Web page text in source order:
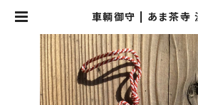
車輌御守 | あま茶寺